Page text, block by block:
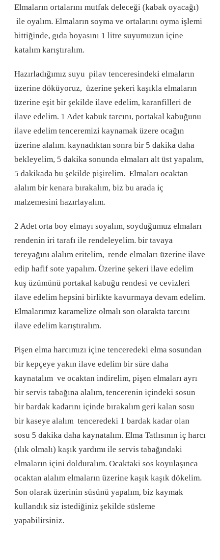
Elmaların ortalarını mutfak deleceği (kabak oyacağı)
ile oyalım. Elmaların soyma ve ortalarını oyma işlemi
bittiğinde, gıda boyasını 1 litre suyumuzun içine
katalım karıştıralım.
Hazırladığımız suyu pilav tenceresindeki elmaların
üzerine döküyoruz, üzerine şekeri kaşıkla elmaların
üzerine eşit bir şekilde ilave edelim, karanfilleri de
ilave edelim. 1 Adet kabuk tarcını, portakal kabuğunu
ilave edelim tenceremizi kaynamak üzere ocağın
üzerine alalım. kaynadıktan sonra bir 5 dakika daha
bekleyelim, 5 dakika sonunda elmaları alt üst yapalım,
5 dakikada bu şekilde pişirelim. Elmaları ocaktan
alalım bir kenara bırakalım, biz bu arada iç
malzemesini hazırlayalım.
2 Adet orta boy elmayı soyalım, soyduğumuz elmaları
rendenin iri tarafı ile rendeleyelim. bir tavaya
tereyağını alalım eritelim, rende elmaları üzerine ilave
edip hafif sote yapalım. Üzerine şekeri ilave edelim
kuş üzümünü portakal kabuğu rendesi ve cevizleri
ilave edelim hepsini birlikte kavurmaya devam edelim.
Elmalarımız karamelize olmalı son olarakta tarcını
ilave edelim karıştıralım.
Pişen elma harcımızı içine tenceredeki elma sosundan
bir kepçeye yakın ilave edelim bir süre daha
kaynatalım ve ocaktan indirelim, pişen elmaları ayrı
bir servis tabağına alalım, tencerenin içindeki sosun
bir bardak kadarını içinde bırakalım geri kalan sosu
bir kaseye alalım tenceredeki 1 bardak kadar olan
sosu 5 dakika daha kaynatalım. Elma Tatlısının iç harcı
(ılık olmalı) kaşık yardımı ile servis tabağındaki
elmaların içini dolduralım. Ocaktaki sos koyulaşınca
ocaktan alalım elmaların üzerine kaşık kaşık dökelim.
Son olarak üzerinin süsünü yapalım, biz kaymak
kullandık siz istediğiniz şekilde süsleme
yapabilirsiniz.